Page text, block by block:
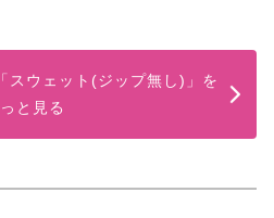
スウェット(ジップ無し)」を
と見る